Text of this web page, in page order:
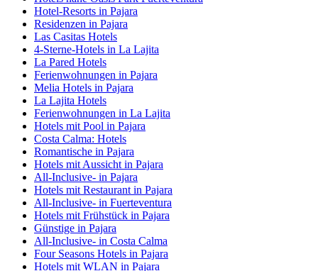
Hotel-Resorts in Pajara
Residenzen in Pajara
Las Casitas Hotels
4-Sterne-Hotels in La Lajita
La Pared Hotels
Ferienwohnungen in Pajara
Melia Hotels in Pajara
La Lajita Hotels
Ferienwohnungen in La Lajita
Hotels mit Pool in Pajara
Costa Calma: Hotels
Romantische in Pajara
Hotels mit Aussicht in Pajara
All-Inclusive- in Pajara
Hotels mit Restaurant in Pajara
All-Inclusive- in Fuerteventura
Hotels mit Frühstück in Pajara
Günstige in Pajara
All-Inclusive- in Costa Calma
Four Seasons Hotels in Pajara
Hotels mit WLAN in Pajara